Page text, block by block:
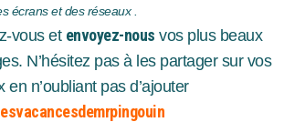
écrans et des réseaux .
vous et envoyez-nous vos plus beaux
N’hésitez pas à les partager sur vos
en n’oubliant pas d’ajouter